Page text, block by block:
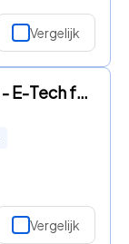
Vergelijk
Renault Espace - E-Tech full hybrid 200 iconic | 7 PERSOONS | TREKHAAK | 360
Vergelijk